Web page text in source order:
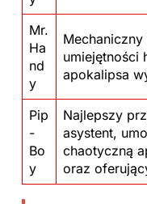
Mr.
Ha
nd
y
umiejętności
apokalipsa
Pip
-
Bo
y
Najlepszy
asystent,
chaotyczną
oraz